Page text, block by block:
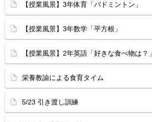
【授業風景】3年体育「バドミントン」
【授業風景】3年数学「平方根」
【授業風景】2年英語「好きな食べ物は？」
栄養教諭による食育タイム
5/23 引き渡し訓練